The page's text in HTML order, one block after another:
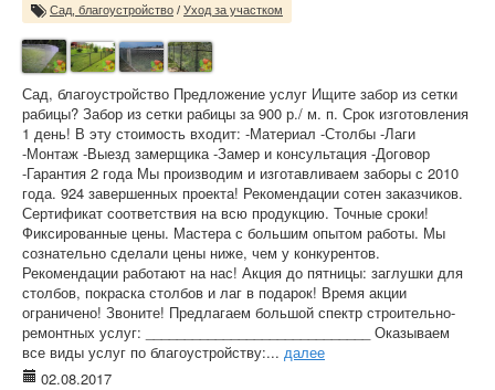
Сад, благоустройство / Уход за участком
Сад, благоустройство Предложение услуг Ищите забор из сетки
рабицы? Забор из сетки рабицы за 900 р./ м. п. Срок изготовления
1 день! В эту стоимость входит: -Материал -Столбы -Лаги
-Монтаж -Выезд замерщика -Замер и консультация -Договор
-Гарантия 2 года Мы производим и изготавливаем заборы с 2010
года. 924 завершенных проекта! Рекомендации сотен заказчиков.
Сертификат соответствия на всю продукцию. Точные сроки!
Фиксированные цены. Мастера с большим опытом работы. Мы
сознательно сделали цены ниже, чем у конкурентов.
Рекомендации работают на нас! Акция до пятницы: заглушки для
столбов, покраска столбов и лаг в подарок! Время акции
ограничено! Звоните! Предлагаем большой спектр строительно-
ремонтных услуг: _____________________________ Оказываем
все виды услуг по благоустройству:... далее
02.08.2017